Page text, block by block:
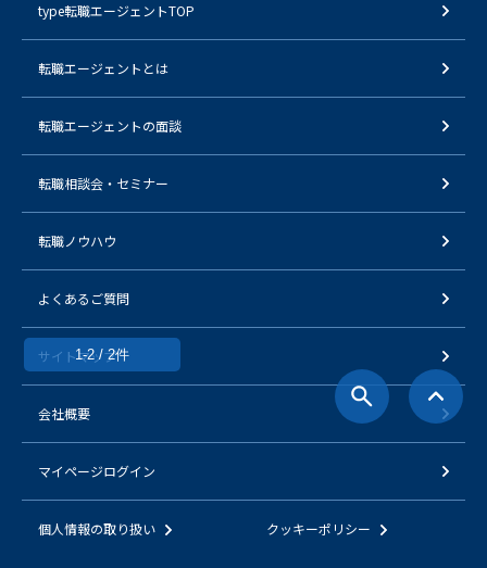
1-2 / 2件
type転職エージェントTOP
転職エージェントとは
転職エージェントの面談
転職相談会・セミナー
転職ノウハウ
よくあるご質問
サイトマップ
会社概要
マイページログイン
個人情報の取り扱い クッキーポリシー